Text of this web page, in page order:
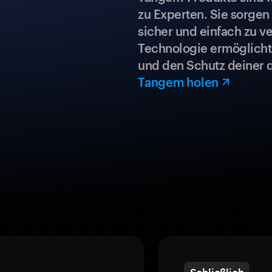
zu Experten. Sie
sicher und einfach zu
Technologie
und den Schutz deiner
Tangem holen